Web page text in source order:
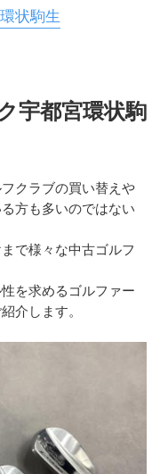
状駒生
宇都宮環状駒
クラブの買い替えや
方も多いのではない
で様々な中古ゴルフ
を求めるゴルファー
介します。